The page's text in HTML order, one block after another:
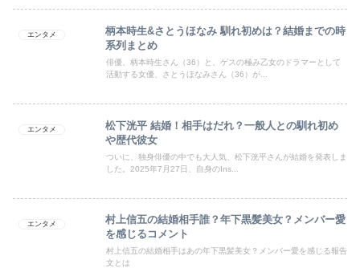
エンタメ
柄本時生&さとうほなみ 馴れ初めは？結婚までの時
系列まとめ
俳優、柄本時生さん（36）と、ゲスの極み乙女のドラマーとして
活動する女優、さとうほなみさん（36）が...
エンタメ
松下洸平 結婚！相手はだれ？一般人との馴れ初め
や歴代彼女
ついに、独身俳優の中でも大人気、松下洸平さんが結婚を発表しま
した。2025年7月27日、自身のIns...
エンタメ
村上信五の結婚相手誰？年下黒髪美女？メンバー愛
を感じるコメント
村上信五の結婚相手はあの年下黒髪美女？メンバー愛を感じる報告
文とは